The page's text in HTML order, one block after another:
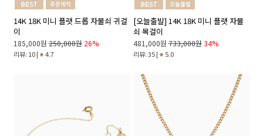
14K 18K 미니 플랫 드롭 자물쇠 귀걸
이
185,000원 250,000원 26%
리뷰: 10 | 4.7
[오늘출발] 14K 18K 미니 플랫 자물
쇠 목걸이
481,000원 733,000원 34%
리뷰: 35 | 5.0